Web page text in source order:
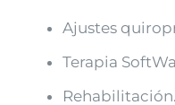
Ajustes
Terapia
Rehabilitación.